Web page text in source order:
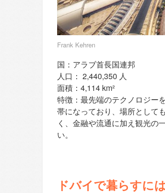
Frank Kehren
国：アラブ首長国連邦
人口： 2,440,350 人
面積：4,114 km²
特徴：最先端のテクノロジー
帯になっており、場所として
く、金融や流通に加え観光の
い。
ドバイで暮らすに